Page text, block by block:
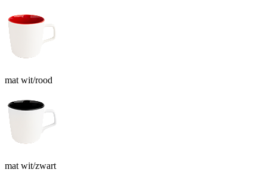
mat wit/rood
mat wit/zwart